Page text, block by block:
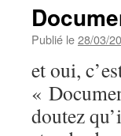
Publié le28/03/
et oui,
«
doutez